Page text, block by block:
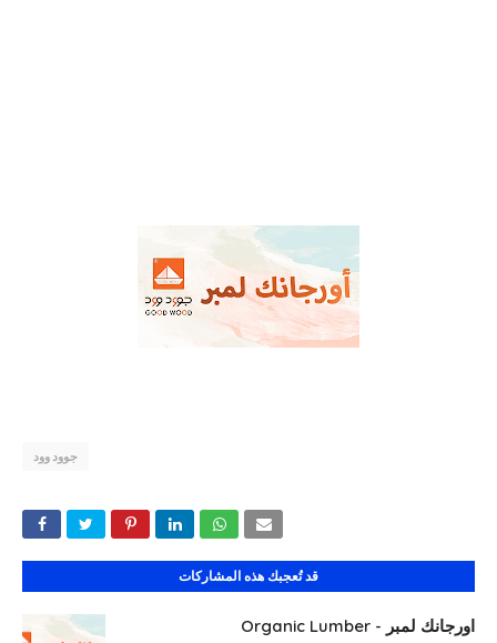
جوود وود
قد تُعجبك هذه المشاركات
اورجانك لمبر - Organic Lumber